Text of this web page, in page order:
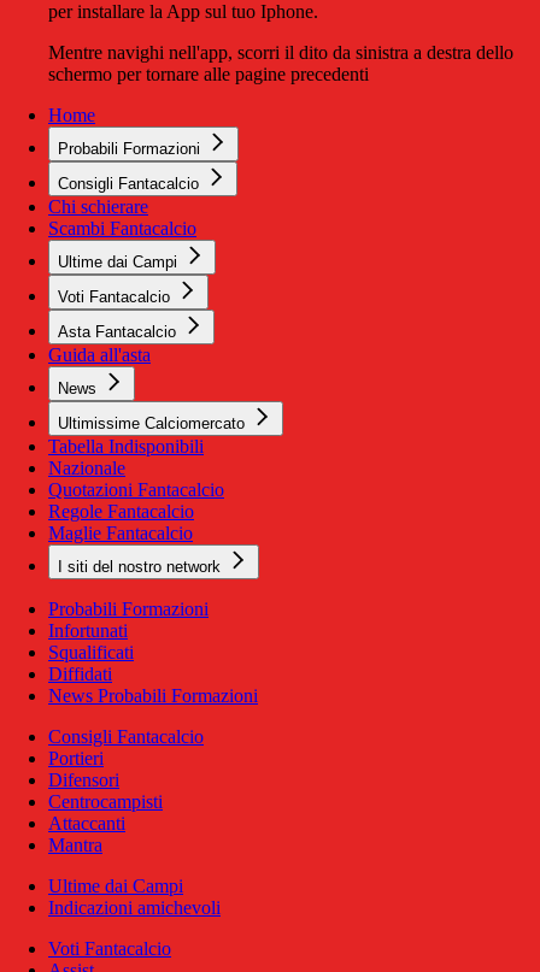
per installare la App sul tuo Iphone.
Mentre navighi nell'app, scorri il dito da sinistra a destra dello
schermo per tornare alle pagine precedenti
Home
Probabili Formazioni
Consigli Fantacalcio
Chi schierare
Scambi Fantacalcio
Ultime dai Campi
Voti Fantacalcio
Asta Fantacalcio
Guida all'asta
News
Ultimissime Calciomercato
Tabella Indisponibili
Nazionale
Quotazioni Fantacalcio
Regole Fantacalcio
Maglie Fantacalcio
I siti del nostro network
Probabili Formazioni
Infortunati
Squalificati
Diffidati
News Probabili Formazioni
Consigli Fantacalcio
Portieri
Difensori
Centrocampisti
Attaccanti
Mantra
Ultime dai Campi
Indicazioni amichevoli
Voti Fantacalcio